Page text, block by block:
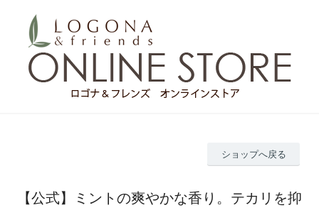
ショップへ戻る
【公式】ミントの爽やかな香り。テカリを抑